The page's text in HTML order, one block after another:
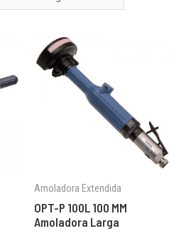
Amoladora Extendida
OPT-P 100L 100 MM
Amoladora Larga